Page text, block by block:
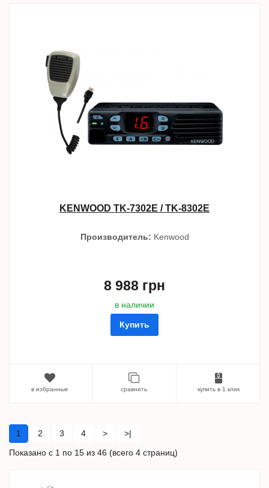
KENWOOD TK-7302E / TK-8302E
Производитель: Kenwood
8 988 грн
в наличии
Купить
в избранные сравнить купить в 1 клик
1 2 3 4 >
>|
Показано с 1 по 15 из 46 (всего 4 страниц)